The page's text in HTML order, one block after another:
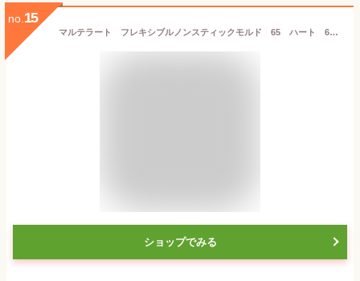
no. 15
マルテラート フレキシブルノンスティックモルド 65 ハート 6ケ取 SF036 WSL-51[関連：Martellato イタリア ブランド 製菓用品 お菓子作り 焼型 オーブン 電子レンジ 冷凍 食器洗浄機 対応 シリコン型]
ショップでみる